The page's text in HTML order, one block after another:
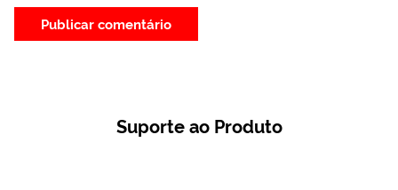
Suporte ao Produto